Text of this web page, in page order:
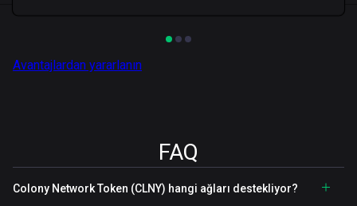
Avantajlardan yararlanın
FAQ
Colony Network Token (CLNY) hangi ağları destekliyor?